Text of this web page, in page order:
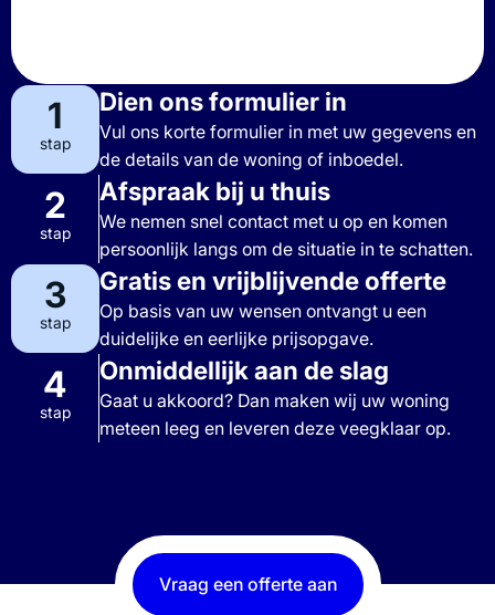
1
stap
Dien ons formulier in
Vul ons korte formulier in met uw gegevens en
de details van de woning of inboedel.
2
stap
Afspraak bij u thuis
We nemen snel contact met u op en komen
persoonlijk langs om de situatie in te schatten.
3
stap
Gratis en vrijblijvende offerte
Op basis van uw wensen ontvangt u een
duidelijke en eerlijke prijsopgave.
4
stap
Onmiddellijk aan de slag
Gaat u akkoord? Dan maken wij uw woning
meteen leeg en leveren deze veegklaar op.
Vraag een offerte aan